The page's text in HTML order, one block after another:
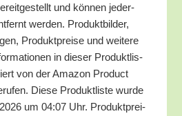
und kön­nen jeder­
wer­den. Pro­dukt­bil­der,
Pro­dukt­prei­se und wei­te­re
in die­ser Pro­dukt­lis­
von der Ama­zon Pro­duct
Die­se Pro­dukt­lis­te wur­de
um 04:07 Uhr. Pro­dukt­prei­